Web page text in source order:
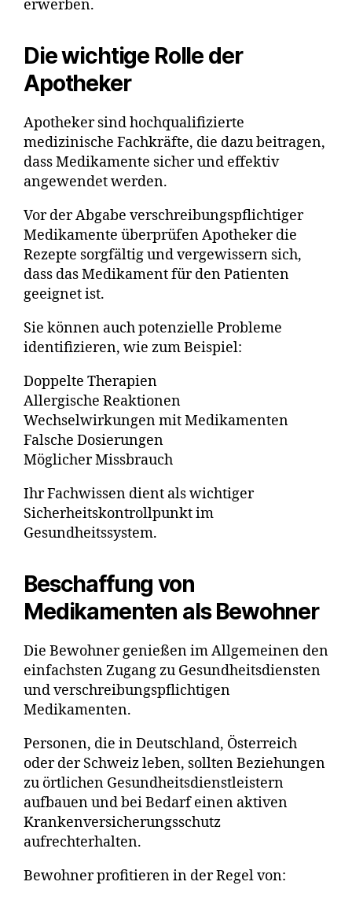
erwerben.
Die wichtige Rolle der
Apotheker
Apotheker sind hochqualifizierte
medizinische Fachkräfte, die dazu beitragen,
dass Medikamente sicher und effektiv
angewendet werden.
Vor der Abgabe verschreibungspflichtiger
Medikamente überprüfen Apotheker die
Rezepte sorgfältig und vergewissern sich,
dass das Medikament für den Patienten
geeignet ist.
Sie können auch potenzielle Probleme
identifizieren, wie zum Beispiel:
Doppelte Therapien
Allergische Reaktionen
Wechselwirkungen mit Medikamenten
Falsche Dosierungen
Möglicher Missbrauch
Ihr Fachwissen dient als wichtiger
Sicherheitskontrollpunkt im
Gesundheitssystem.
Beschaffung von
Medikamenten als Bewohner
Die Bewohner genießen im Allgemeinen den
einfachsten Zugang zu Gesundheitsdiensten
und verschreibungspflichtigen
Medikamenten.
Personen, die in Deutschland, Österreich
oder der Schweiz leben, sollten Beziehungen
zu örtlichen Gesundheitsdienstleistern
aufbauen und bei Bedarf einen aktiven
Krankenversicherungsschutz
aufrechterhalten.
Bewohner profitieren in der Regel von: